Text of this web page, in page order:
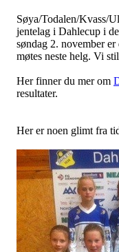
Søya/Todalen/Kvass/
jentelag i Dahlecup i
søndag 2. november
møtes neste helg. Vi
Her finner du mer om
resultater.
Her er noen glimt fra